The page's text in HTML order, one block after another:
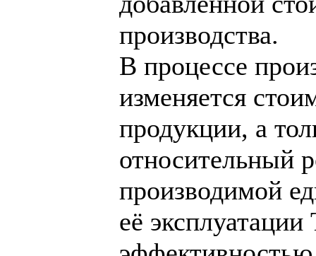
производства.
В процессе
изменяется
продукции, а
относительный
производимой
её